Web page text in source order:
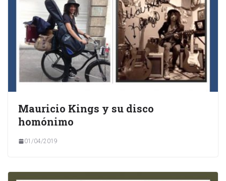
Mauricio Kings y su disco
homónimo
01/04/2019